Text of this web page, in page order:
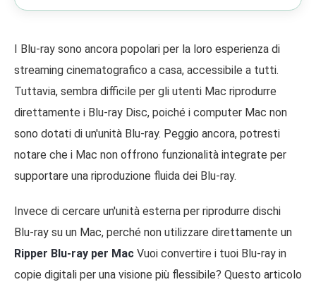
I Blu-ray sono ancora popolari per la loro esperienza di
streaming cinematografico a casa, accessibile a tutti.
Tuttavia, sembra difficile per gli utenti Mac riprodurre
direttamente i Blu-ray Disc, poiché i computer Mac non
sono dotati di un'unità Blu-ray. Peggio ancora, potresti
notare che i Mac non offrono funzionalità integrate per
supportare una riproduzione fluida dei Blu-ray.
Invece di cercare un'unità esterna per riprodurre dischi
Blu-ray su un Mac, perché non utilizzare direttamente un
Ripper Blu-ray per Mac Vuoi convertire i tuoi Blu-ray in
copie digitali per una visione più flessibile? Questo articolo